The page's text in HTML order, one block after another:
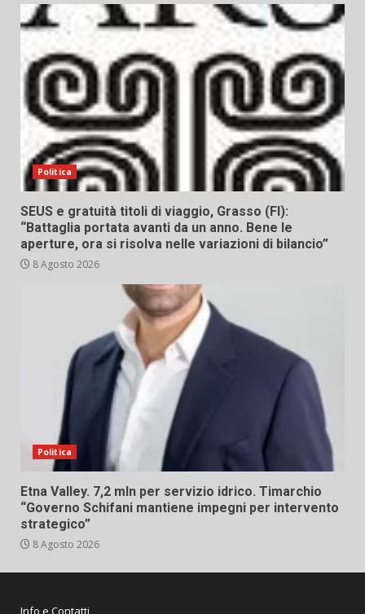
Politica
SEUS e gratuità titoli di viaggio, Grasso (FI):
“Battaglia portata avanti da un anno. Bene le
aperture, ora si risolva nelle variazioni di bilancio”
8 Agosto 2026
Politica
Etna Valley. 7,2 mln per servizio idrico. Timarchio
“Governo Schifani mantiene impegni per intervento
strategico”
8 Agosto 2026
Info e Contatti